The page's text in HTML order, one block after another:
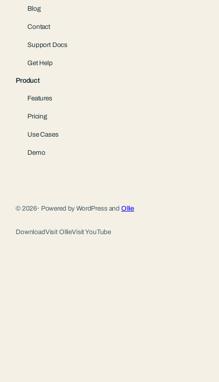
Blog
Contact
Support Docs
Get Help
Product
Features
Pricing
Use Cases
Demo
© 2026· Powered by WordPress and Ollie
DownloadVisit OllieVisit YouTube